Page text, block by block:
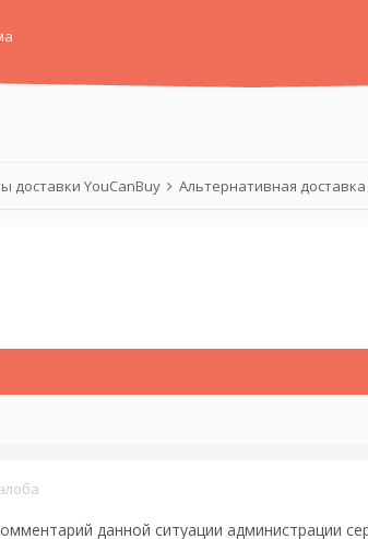
доставки YouCanBuy Альтернативная доставка
данной ситуации администрации